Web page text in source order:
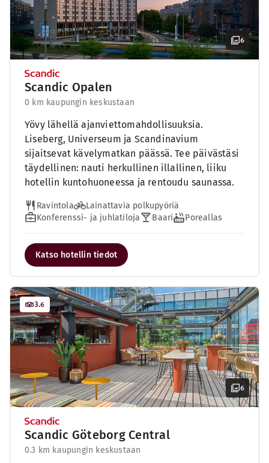
6
Scandic Opalen
0 km kaupungin keskustaan
Yövy lähellä ajanviettomahdollisuuksia.
Liseberg, Universeum ja Scandinavium
sijaitsevat kävelymatkan päässä. Tee päivästäsi
täydellinen: nauti herkullinen illallinen, liiku
hotellin kuntohuoneessa ja rentoudu saunassa.
Ravintola
Lainattavia polkupyöriä
Konferenssi- ja juhlatiloja
Baari Poreallas
Katso hotellin tiedot
6
3.6
Scandic Göteborg Central
0.3 km kaupungin keskustaan